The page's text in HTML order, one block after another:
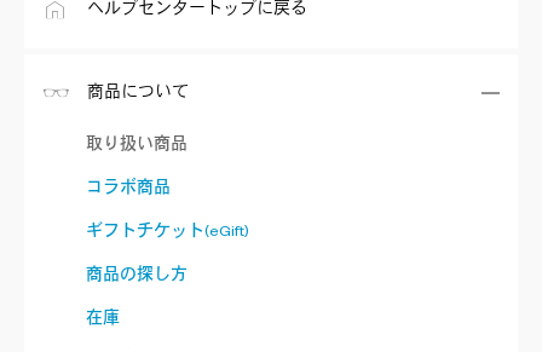
ヘルプセンタートップに戻る
商品について
取り扱い商品
コラボ商品
ギフトチケット(eGift)
商品の探し方
在庫